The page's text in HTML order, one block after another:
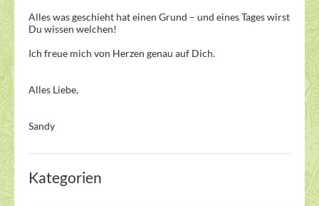
Alles was geschieht hat einen Grund – und eines Tages wirst
Du wissen welchen!
Ich freue mich von Herzen genau auf Dich.
Alles Liebe,
Sandy
Kategorien